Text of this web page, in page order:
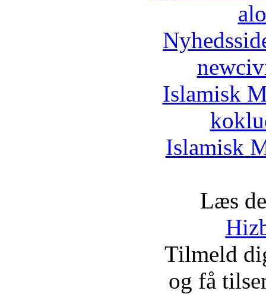
Islamisk
Islamisk
Læs
Tilmeld
og få